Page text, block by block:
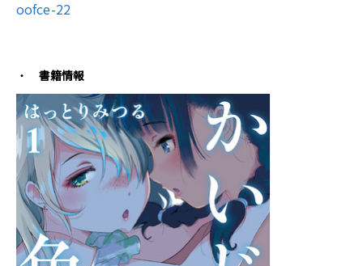
oofce-22
書籍情報